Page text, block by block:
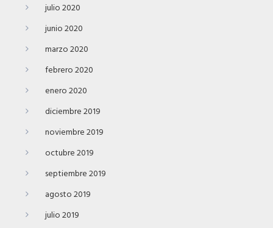
julio 2020
junio 2020
marzo 2020
febrero 2020
enero 2020
diciembre 2019
noviembre 2019
octubre 2019
septiembre 2019
agosto 2019
julio 2019